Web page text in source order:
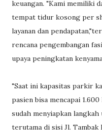
keuangan. "Kami memiliki
tempat tidur kosong per
layanan dan
rencana pengembangan
upaya peningkatan
"Saat ini kapasitas parkir
pasien bisa mencapai
sudah menyiapkan
terutama di sisi Jl. Tambak